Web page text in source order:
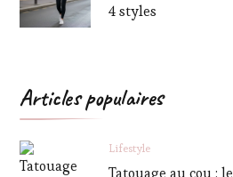
4 styles
Articles populaires
Lifestyle
Tatouage au cou :